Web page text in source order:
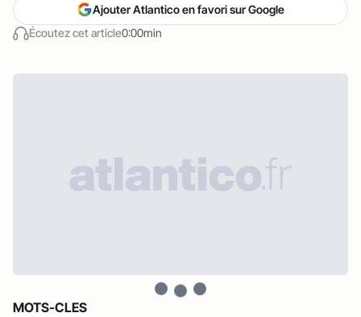
Écoutez cet article0:00min
Ajouter Atlantico en favori sur Google
MOTS-CLES